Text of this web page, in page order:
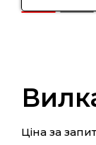
Ціна за